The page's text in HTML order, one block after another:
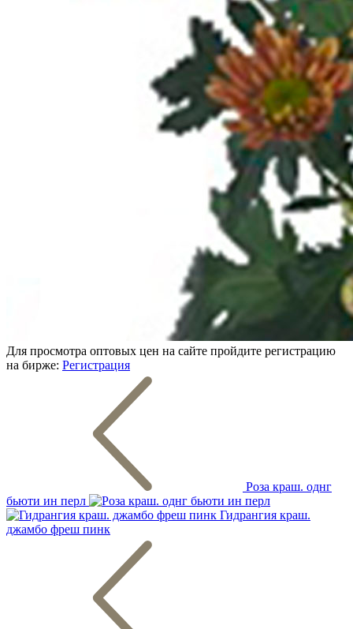
Для просмотра оптовых цен на сайте пройдите регистрацию
на бирже: Регистрация
Роза краш. однг
бьюти ин перл
Гидрангия краш.
джамбо фреш пинк